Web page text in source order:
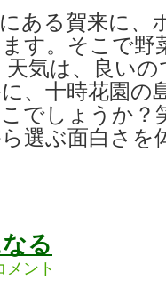
ある賀来に、
す。そこで野
天気は、良い
、十時花園の
でしょうか？
選ぶ面白さ
る
メント